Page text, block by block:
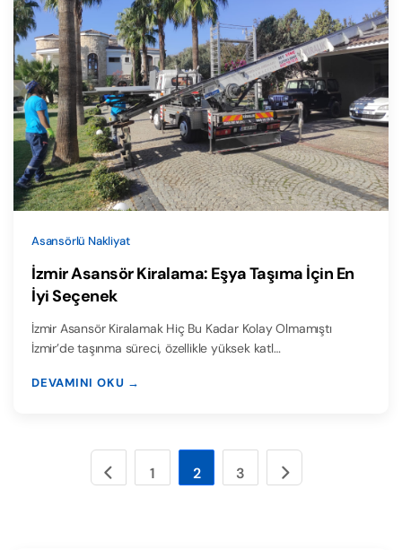
Asansörlü Nakliyat
İzmir Asansör Kiralama: Eşya Taşıma İçin En
İyi Seçenek
İzmir Asansör Kiralamak Hiç Bu Kadar Kolay Olmamıştı
İzmir’de taşınma süreci, özellikle yüksek katl…
DEVAMINI OKU →
1 2 3